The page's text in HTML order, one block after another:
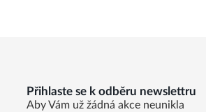
Přihlaste se k odběru newslettru
Aby Vám už žádná akce neunikla